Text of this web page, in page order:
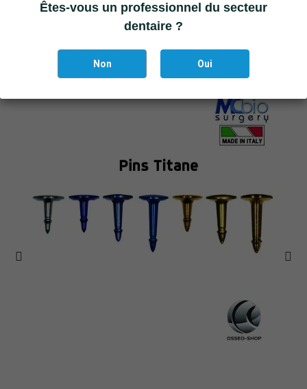
Vous aimerez aussi
Êtes-vous un professionnel du secteur
dentaire ?
Non Oui